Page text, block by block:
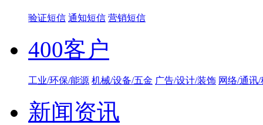
验证短信 通知短信 营销短信
400客户
工业/环保/能源 机械/设备/五金 广告/设计/装饰 网络/通讯
新闻资讯